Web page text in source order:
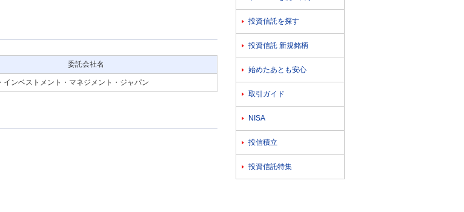
委託会社名
インベストメント・マネジメント・ジャパン
 投資信託を探す
 投資信託 新規銘柄
 始めたあとも安心
 取引ガイド
 NISA
 投信積立
 投資信託特集